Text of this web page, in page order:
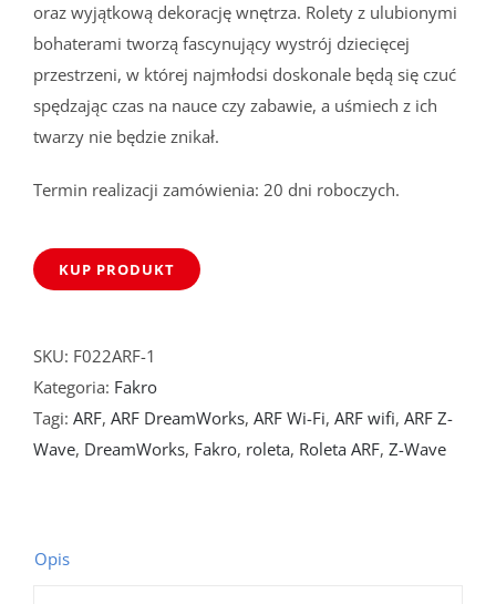
oraz wyjątkową dekorację wnętrza. Rolety z ulubionymi
bohaterami tworzą fascynujący wystrój dziecięcej
przestrzeni, w której najmłodsi doskonale będą się czuć
spędzając czas na nauce czy zabawie, a uśmiech z ich
twarzy nie będzie znikał.
Termin realizacji zamówienia: 20 dni roboczych.
KUP PRODUKT
SKU: F022ARF-1
Kategoria: Fakro
Tagi: ARF, ARF DreamWorks, ARF Wi-Fi, ARF wifi, ARF Z-
Wave, DreamWorks, Fakro, roleta, Roleta ARF, Z-Wave
Opis